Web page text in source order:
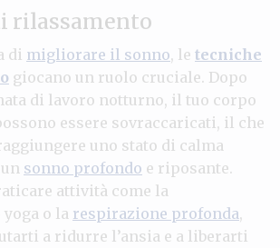
rilassamento
di migliorare il sonno, le tecniche
giocano un ruolo cruciale. Dopo
di lavoro notturno, il tuo corpo
essere sovraccaricati, il che
uno stato di calma
sonno profondo e riposante.
attività come la
o la respirazione profonda,
a ridurre l’ansia e a liberarti